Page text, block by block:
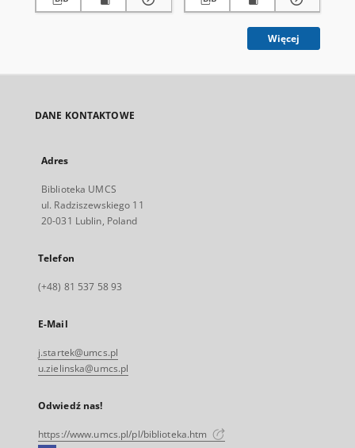
Więcej
DANE KONTAKTOWE
Adres
Biblioteka UMCS
ul. Radziszewskiego 11
20-031 Lublin, Poland
Telefon
(+48) 81 537 58 93
E-Mail
j.startek@umcs.pl
u.zielinska@umcs.pl
Odwiedź nas!
https://www.umcs.pl/pl/biblioteka.htm